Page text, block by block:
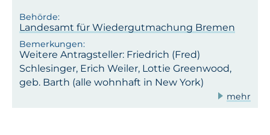
Landesamt für Wiedergutmachung Bremen
Weitere Antragsteller: Friedrich (Fred)
Schlesinger, Erich Weiler, Lottie Greenwood,
geb. Barth (alle wohnhaft in New York)
mehr